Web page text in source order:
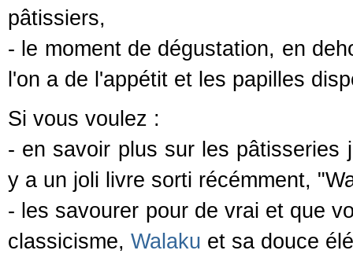
pâtissiers,
- le moment de dégustation, en
l'on a de l'appétit et les papilles
Si vous voulez :
- en savoir plus sur les pâtisseries
y a un joli livre sorti récémment,
- les savourer pour de vrai et que
classicisme, Walaku et sa douce